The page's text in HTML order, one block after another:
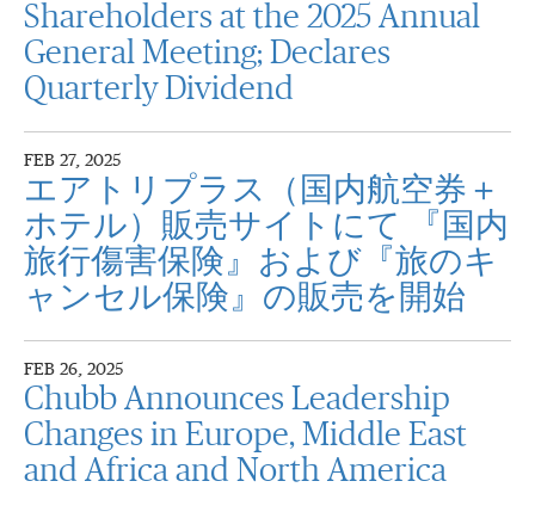
Shareholders at the 2025 Annual
General Meeting; Declares
Quarterly Dividend
FEB 27, 2025
エアトリプラス（国内航空券＋
ホテル）販売サイトにて 『国内
旅行傷害保険』および『旅のキ
ャンセル保険』の販売を開始
FEB 26, 2025
Chubb Announces Leadership
Changes in Europe, Middle East
and Africa and North America